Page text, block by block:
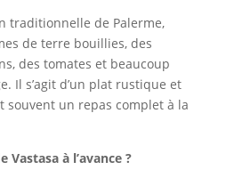
traditionnelle de Palerme,
de terre bouillies, des
des tomates et beaucoup
Il s’agit d’un plat rustique et
souvent un repas complet à la
Vastasa à l’avance ?